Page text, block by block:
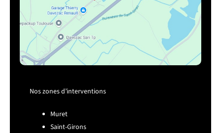
Nos zones d’interventions
Muret
Saint-Girons